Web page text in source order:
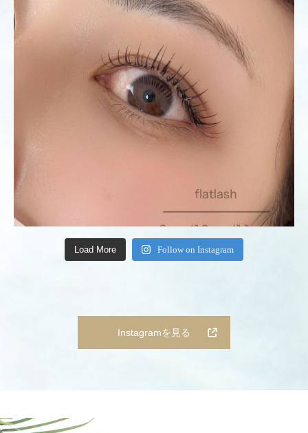
Load More Follow on Instagram
Instagramを見る